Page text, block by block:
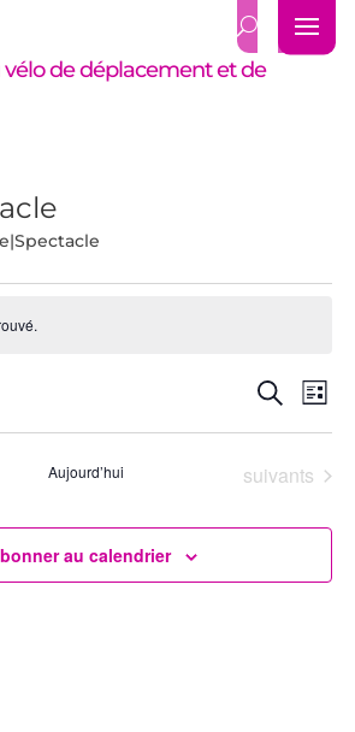
vélo de déplacement et de
et
de
de
Liste
Aujourd’hui Évènements
suivants
au calendrier